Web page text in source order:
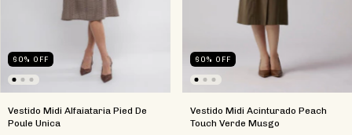
60% OFF
Vestido Midi Alfaiataria Pied De
Poule Unica
60% OFF
Vestido Midi Acinturado Peach
Touch Verde Musgo